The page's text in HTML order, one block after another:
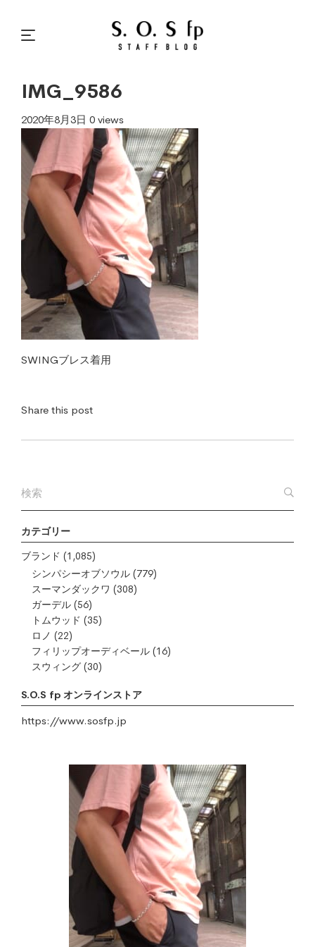
カテゴリー
ブランド (1,085)
シンパシーオブソウル (779)
スーマンダックワ (308)
ガーデル (56)
トムウッド (35)
ロノ (22)
フィリップオーディベール (16)
スウィング (30)
S.O.S fp オンラインストア
https://www.sosfp.jp
IMG_9586
2020年8月3日 0 views
SWINGブレス着用
Share this post